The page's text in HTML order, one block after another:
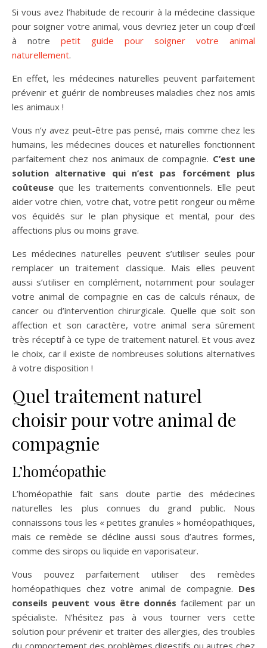
Si vous avez l’habitude de recourir à la médecine classique
pour soigner votre animal, vous devriez jeter un coup d’œil
à notre petit guide pour soigner votre animal
naturellement.
En effet, les médecines naturelles peuvent parfaitement
prévenir et guérir de nombreuses maladies chez nos amis
les animaux !
Vous n’y avez peut-être pas pensé, mais comme chez les
humains, les médecines douces et naturelles fonctionnent
parfaitement chez nos animaux de compagnie. C’est une
solution alternative qui n’est pas forcément plus
coûteuse que les traitements conventionnels. Elle peut
aider votre chien, votre chat, votre petit rongeur ou même
vos équidés sur le plan physique et mental, pour des
affections plus ou moins grave.
Les médecines naturelles peuvent s’utiliser seules pour
remplacer un traitement classique. Mais elles peuvent
aussi s’utiliser en complément, notamment pour soulager
votre animal de compagnie en cas de calculs rénaux, de
cancer ou d’intervention chirurgicale. Quelle que soit son
affection et son caractère, votre animal sera sûrement
très réceptif à ce type de traitement naturel. Et vous avez
le choix, car il existe de nombreuses solutions alternatives
à votre disposition !
Quel traitement naturel
choisir pour votre animal de
compagnie
L’homéopathie
L’homéopathie fait sans doute partie des médecines
naturelles les plus connues du grand public. Nous
connaissons tous les « petites granules » homéopathiques,
mais ce remède se décline aussi sous d’autres formes,
comme des sirops ou liquide en vaporisateur.
Vous pouvez parfaitement utiliser des remèdes
homéopathiques chez votre animal de compagnie. Des
conseils peuvent vous être donnés facilement par un
spécialiste. N’hésitez pas à vous tourner vers cette
solution pour prévenir et traiter des allergies, des troubles